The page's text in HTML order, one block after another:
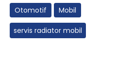
Otomotif Mobil
servis radiator mobil